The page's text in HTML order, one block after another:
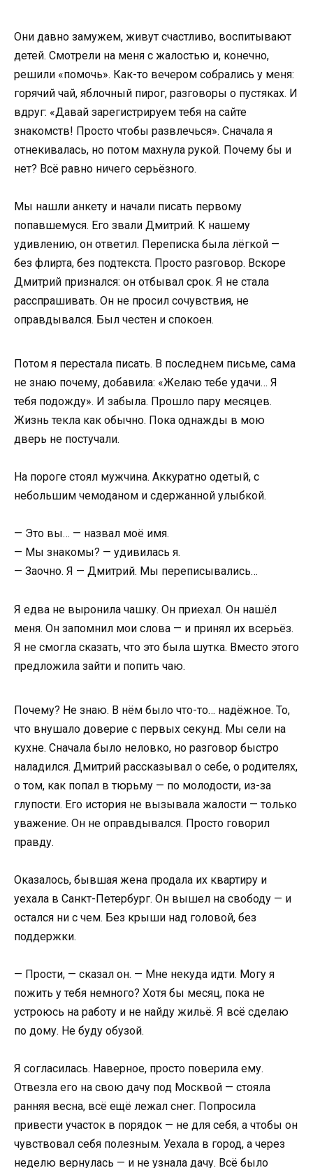
Они давно замужем, живут счастливо, воспитывают
детей. Смотрели на меня с жалостью и, конечно,
решили «помочь». Как-то вечером собрались у меня:
горячий чай, яблочный пирог, разговоры о пустяках. И
вдруг: «Давай зарегистрируем тебя на сайте
знакомств! Просто чтобы развлечься». Сначала я
отнекивалась, но потом махнула рукой. Почему бы и
нет? Всё равно ничего серьёзного.
Мы нашли анкету и начали писать первому
попавшемуся. Его звали Дмитрий. К нашему
удивлению, он ответил. Переписка была лёгкой —
без флирта, без подтекста. Просто разговор. Вскоре
Дмитрий признался: он отбывал срок. Я не стала
расспрашивать. Он не просил сочувствия, не
оправдывался. Был честен и спокоен.
Потом я перестала писать. В последнем письме, сама
не знаю почему, добавила: «Желаю тебе удачи… Я
тебя подожду». И забыла. Прошло пару месяцев.
Жизнь текла как обычно. Пока однажды в мою
дверь не постучали.
На пороге стоял мужчина. Аккуратно одетый, с
небольшим чемоданом и сдержанной улыбкой.
— Это вы… — назвал моё имя.
— Мы знакомы? — удивилась я.
— Заочно. Я — Дмитрий. Мы переписывались…
Я едва не выронила чашку. Он приехал. Он нашёл
меня. Он запомнил мои слова — и принял их всерьёз.
Я не смогла сказать, что это была шутка. Вместо этого
предложила зайти и попить чаю.
Почему? Не знаю. В нём было что-то… надёжное. То,
что внушало доверие с первых секунд. Мы сели на
кухне. Сначала было неловко, но разговор быстро
наладился. Дмитрий рассказывал о себе, о родителях,
о том, как попал в тюрьму — по молодости, из-за
глупости. Его история не вызывала жалости — только
уважение. Он не оправдывался. Просто говорил
правду.
Оказалось, бывшая жена продала их квартиру и
уехала в Санкт-Петербург. Он вышел на свободу — и
остался ни с чем. Без крыши над головой, без
поддержки.
— Прости, — сказал он. — Мне некуда идти. Могу я
пожить у тебя немного? Хотя бы месяц, пока не
устроюсь на работу и не найду жильё. Я всё сделаю
по дому. Не буду обузой.
Я согласилась. Наверное, просто поверила ему.
Отвезла его на свою дачу под Москвой — стояла
ранняя весна, всё ещё лежал снег. Попросила
привести участок в порядок — не для себя, а чтобы он
чувствовал себя полезным. Уехала в город, а через
неделю вернулась — и не узнала дачу. Всё было